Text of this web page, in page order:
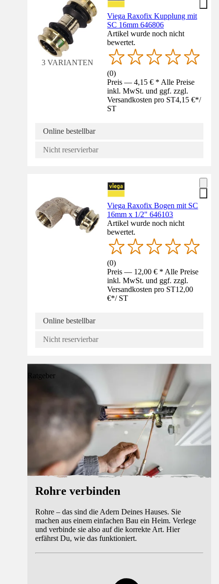
3 VARIANTEN
Viega Raxofix Kupplung mit
SC 16mm 646806
Artikel wurde noch nicht
bewertet.
(0)
Preis — 4,15 € * Alle Preise
inkl. MwSt. und ggf. zzgl.
Versandkosten pro ST4,15 €*/
ST
Online bestellbar
Nicht reservierbar
Viega Raxofix Bogen mit SC
16mm x 1/2" 646103
Artikel wurde noch nicht
bewertet.
(0)
Preis — 12,00 € * Alle Preise
inkl. MwSt. und ggf. zzgl.
Versandkosten pro ST12,00
€*/ ST
Online bestellbar
Nicht reservierbar
Ratgeber
Rohre verbinden
Rohre – das sind die Adern Deines Hauses. Sie
machen aus einem einfachen Bau ein Heim. Verlege
und verbinde sie also auf die korrekte Art. Hier
erfährst Du, wie das funktioniert.